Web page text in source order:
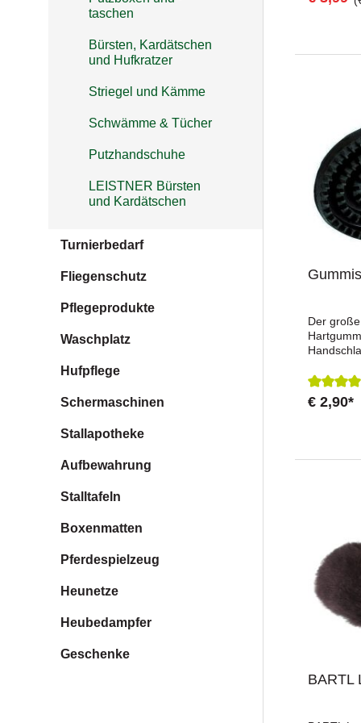
taschen
Bürsten, Kardätschen
und Hufkratzer
Striegel und Kämme
Schwämme & Tücher
Putzhandschuhe
LEISTNER Bürsten
und Kardätschen
Turnierbedarf
Fliegenschutz
Pflegeprodukte
Waschplatz
Hufpflege
Schermaschinen
Stallapotheke
Aufbewahrung
Stalltafeln
Boxenmatten
Pferdespielzeug
Heunetze
Heubedampfer
Geschenke
feine
Der
während
€ 2,90*
BARTL